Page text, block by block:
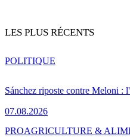
LES PLUS RÉCENTS
Sánchez riposte contre Meloni :
07.08.2026
POLITIQUE
PROAGRICULTURE &